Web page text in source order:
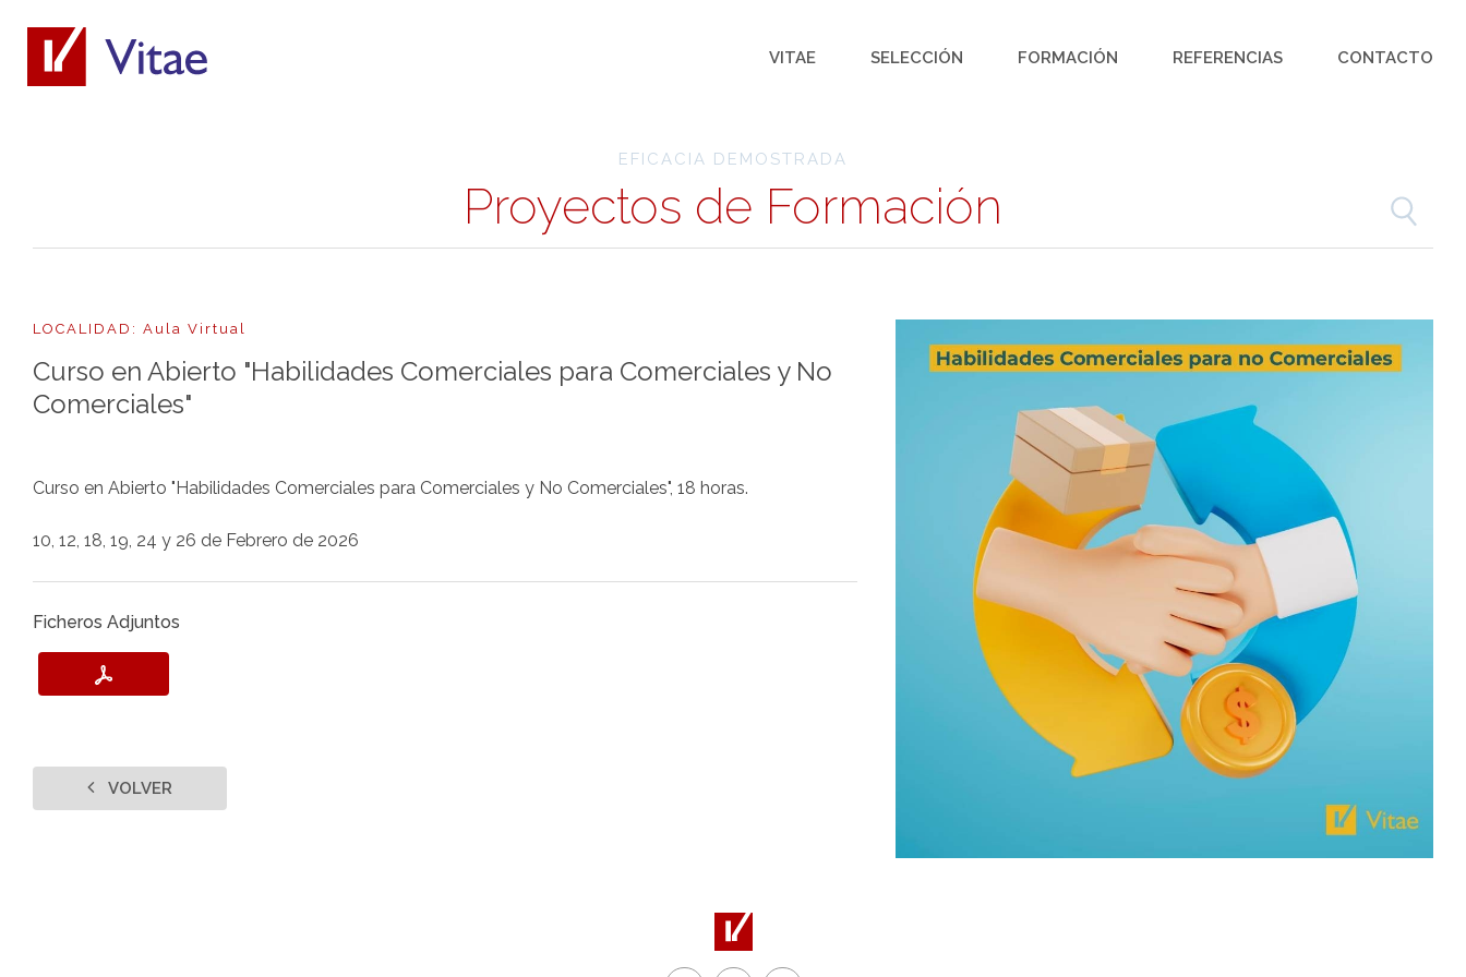
VITAE SELECCIÓN FORMACIÓN REFERENCIAS CONTACTO
EFICACIA DEMOSTRADA
Proyectos de Formación
LOCALIDAD: Aula Virtual
Curso en Abierto "Habilidades Comerciales para Comerciales y No
Comerciales"
Curso en Abierto "Habilidades Comerciales para Comerciales y No Comerciales", 18 horas.
10, 12, 18, 19, 24 y 26 de Febrero de 2026
Ficheros Adjuntos
VOLVER